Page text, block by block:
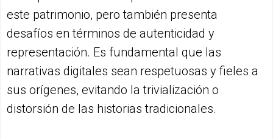
este patrimonio, pero también presenta
desafíos en términos de autenticidad y
representación. Es fundamental que las
narrativas digitales sean respetuosas y fieles a
sus orígenes, evitando la trivialización o
distorsión de las historias tradicionales.